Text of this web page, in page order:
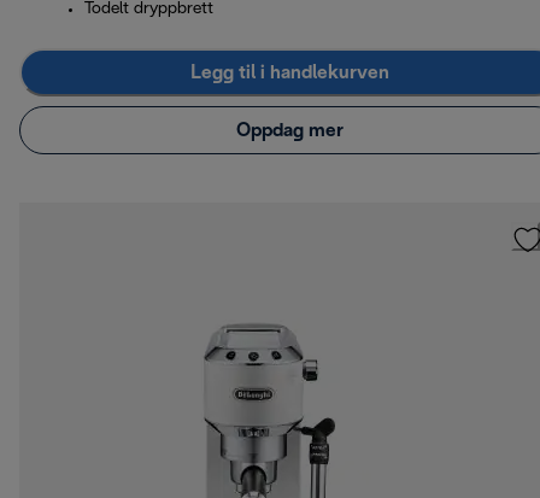
Todelt dryppbrett
Legg til i handlekurven
Oppdag mer